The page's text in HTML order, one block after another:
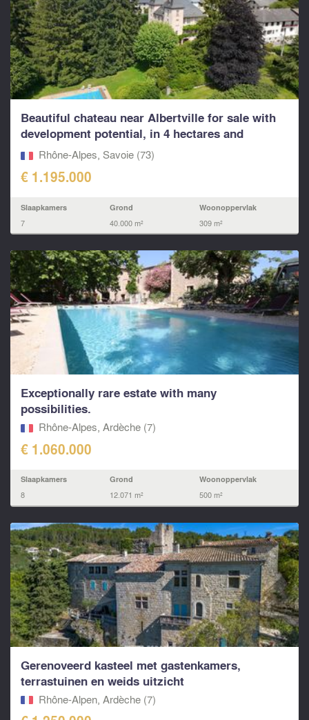
Beautiful chateau near Albertville for sale with
development potential, in 4 hectares and
4000m2...
Rhône-Alpes, Savoie (73)
€ 1.195.000
Slaapkamers
7
Grond
40.000 m²
Woonoppervlak
309 m²
Exceptionally rare estate with many
possibilities.
Rhône-Alpes, Ardèche (7)
€ 1.060.000
Slaapkamers
8
Grond
12.071 m²
Woonoppervlak
500 m²
Gerenoveerd kasteel met gastenkamers,
terrastuinen en weids uitzicht
Rhône-Alpen, Ardèche (7)